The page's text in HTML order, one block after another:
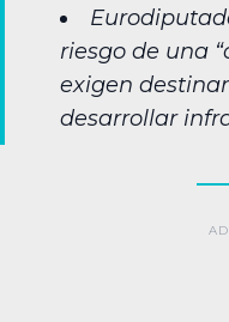
riesgo de una
exigen
desarrollar